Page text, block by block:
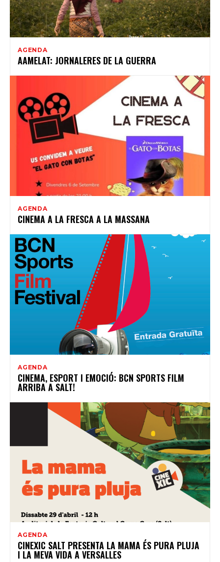
AGENDA
AAMELAT: JORNALERES DE LA GUERRA
AGENDA
CINEMA A LA FRESCA A LA MASSANA
AGENDA
CINEMA, ESPORT I EMOCIÓ: BCN SPORTS FILM
ARRIBA A SALT!
AGENDA
CINEXIC SALT PRESENTA LA MAMA ÉS PURA PLUJA
I LA MEVA VIDA A VERSALLES